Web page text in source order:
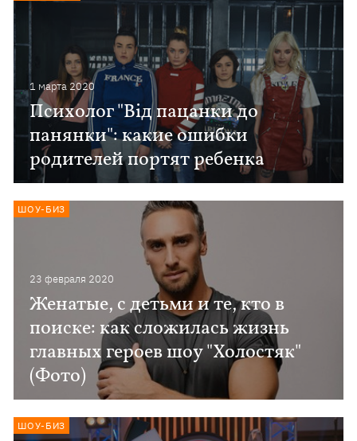
1 марта 2020
Психолог "Від пацанки до
панянки": какие ошибки
родителей портят ребенка
23 февраля 2020
Женатые, с детьми и те, кто в
поиске: как сложилась жизнь
главных героев шоу "Холостяк"
(Фото)
ШОУ-БИЗ
ШОУ-БИЗ